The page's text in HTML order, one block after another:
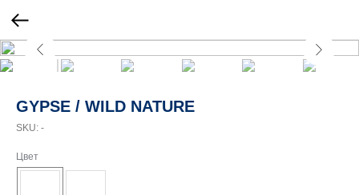
GYPSE / WILD NATURE
SKU: -
Цвет